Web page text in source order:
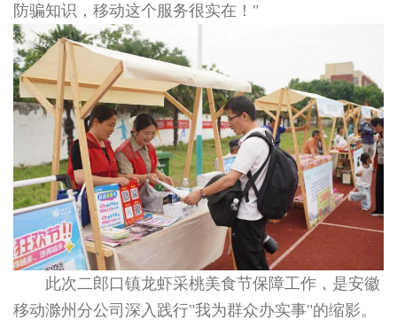
防骗知识，移动这个服务很实在！"
此次二郎口镇龙虾采桃美食节保障工作，是安徽
移动滁州分公司深入践行"我为群众办实事"的缩影。